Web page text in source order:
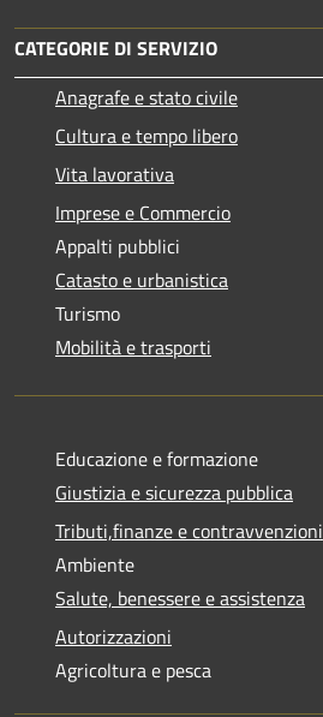
CATEGORIE DI SERVIZIO
Anagrafe e stato civile
Cultura e tempo libero
Vita lavorativa
Imprese e Commercio
Appalti pubblici
Catasto e urbanistica
Turismo
Mobilità e trasporti
Educazione e formazione
Giustizia e sicurezza pubblica
Tributi,finanze e contravvenzioni
Ambiente
Salute, benessere e assistenza
Autorizzazioni
Agricoltura e pesca